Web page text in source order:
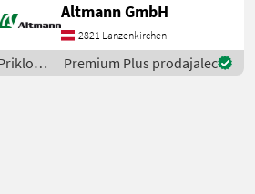
Gesamtgewicht
Parabelfederung (TITAN-
für hohen
2-Kreis-
Altmann GmbH
2821 Lanzenkirchen
Fliegl
Premium Plus prodajalec